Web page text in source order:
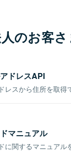
のお客
ドレスAPI
スから住所を取得
マニュアル
関するマニュアル